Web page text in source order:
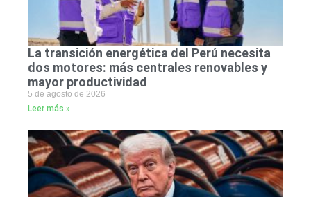
La transición energética del Perú necesita
dos motores: más centrales renovables y
mayor productividad
5 de agosto de 2026
Leer más »